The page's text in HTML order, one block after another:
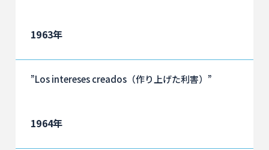
1963年
”Los intereses creados（作り上げた利害）”
1964年